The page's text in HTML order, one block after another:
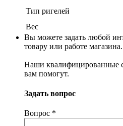
Тип ригелей
Вес
Вы можете задать любой
товару или работе магазина.
Наши квалифицированные
вам помогут.
Задать вопрос
Вопрос *